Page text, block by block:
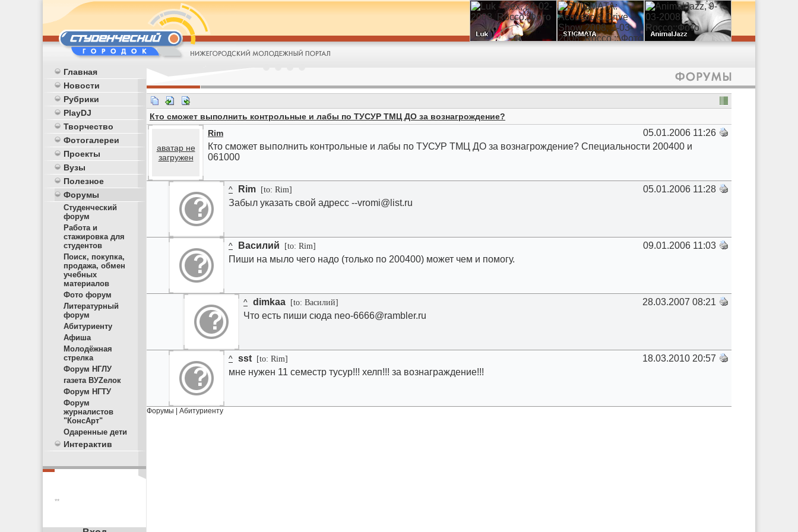
Главная
Новости
Рубрики
PlayDJ
Творчество
Фотогалереи
Проекты
Вузы
Полезное
Форумы
Студенческий
форум
Работа и
стажировка для
студентов
Поиск, покупка,
продажа, обмен
учебных
материалов
Фото форум
Литературный
форум
Абитуриенту
Афиша
Молодёжная
стрелка
Форум НГЛУ
газета ВУZелок
Форум НГТУ
Форум
журналистов
"КонсАрт"
Одаренные дети
Интерактив
**
Кто сможет выполнить контрольные и лабы по ТУСУР ТМЦ ДО за вознагрождение?
аватар не
загружен
Rim
05.01.2006 11:26
Кто сможет выполнить контрольные и лабы по ТУСУР ТМЦ ДО за вознагрождение? Специальности 200400 и
061000
^ Rim [to: Rim]
05.01.2006 11:28
Забыл указать свой адресс --vromi@list.ru
^ Василий [to: Rim]
09.01.2006 11:03
Пиши на мыло чего надо (только по 200400) может чем и помогу.
^ dimkaa [to: Василий]
28.03.2007 08:21
Что есть пиши сюда neo-6666@rambler.ru
^ sst [to: Rim]
18.03.2010 20:57
мне нужен 11 семестр тусур!!! хелп!!! за вознаграждение!!!
Форумы Абитуриенту